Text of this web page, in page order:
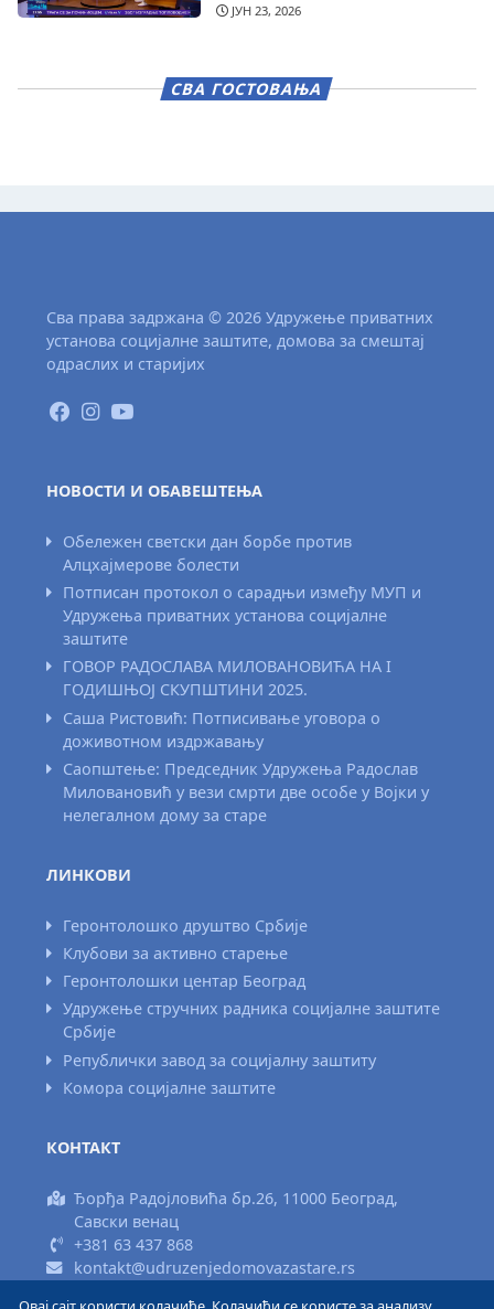
ЈУН 23, 2026
СВА ГОСТОВАЊА
Сва права задржана © 2026 Удружење приватних
установа социјалне заштите, домова за смештај
одраслих и старијих
НОВОСТИ И ОБАВЕШТЕЊА
Обележен светски дан борбе против
Алцхајмерове болести
Потписан протокол о сарадњи између МУП и
Удружења приватних установа социјалне
заштите
ГОВОР РАДОСЛАВА МИЛОВАНОВИЋА НА I
ГОДИШЊОЈ СКУПШТИНИ 2025.
Саша Ристовић: Потписивање уговора о
доживотном издржавању
Саопштење: Председник Удружења Радослав
Миловановић у вези смрти две особе у Војки у
нелегалном дому за старе
ЛИНКОВИ
Геронтолошко друштво Србије
Клубови за активно старење
Геронтолошки центар Београд
Удружење стручних радника социјалне заштите
Србије
Републички завод за социјалну заштиту
Комора социјалне заштите
КОНТАКТ
Ђорђа Радојловића бр.26, 11000 Београд,
Савски венац
+381 63 437 868
kontakt@udruzenjedomovazastare.rs